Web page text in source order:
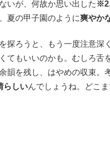
いが、何故か思い出した
夏の甲子園のように爽やか
ろうと、もう一度注意深
てもいいのかも。むしろ舌
韻を残し、はやめの収束。
らしいんでしょうね。どこ